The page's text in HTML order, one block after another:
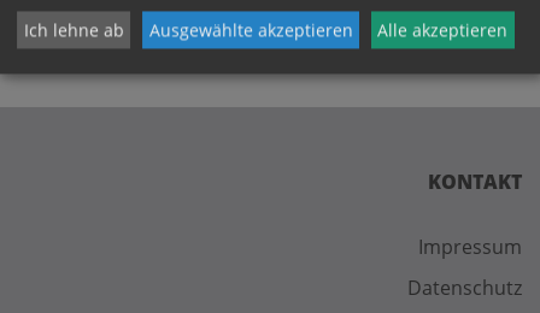
KONTAKT
Impressum
Datenschutz
Ich lehne ab Ausgewählte akzeptieren Alle akzeptieren